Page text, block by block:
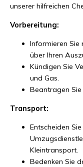
unserer hilfreichen
Vorbereitung:
Informieren Sie
über Ihren
Kündigen Sie
und Gas.
Beantragen
Transport:
Entscheiden
Kleintransport.
Bedenken Sie